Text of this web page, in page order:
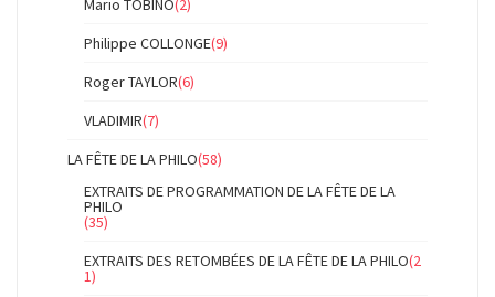
Mario TOBINO(2)
Philippe COLLONGE(9)
Roger TAYLOR(6)
VLADIMIR(7)
LA FÊTE DE LA PHILO(58)
EXTRAITS DE PROGRAMMATION DE LA FÊTE DE LA
PHILO
(35)
EXTRAITS DES RETOMBÉES DE LA FÊTE DE LA PHILO(2
1)